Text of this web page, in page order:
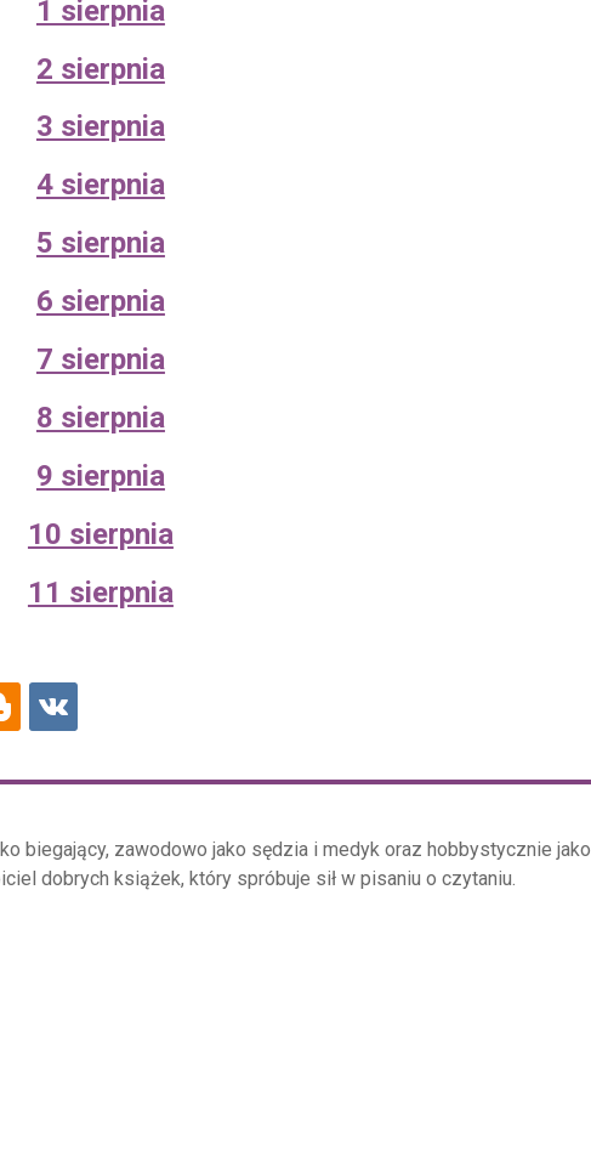
1 sierpnia
2 sierpnia
3 sierpnia
4 sierpnia
5 sierpnia
6 sierpnia
7 sierpnia
8 sierpnia
9 sierpnia
10 sierpnia
11 sierpnia
biegający, zawodowo jako sędzia i medyk oraz hobbystycznie jako
dobrych książek, który spróbuje sił w pisaniu o czytaniu.